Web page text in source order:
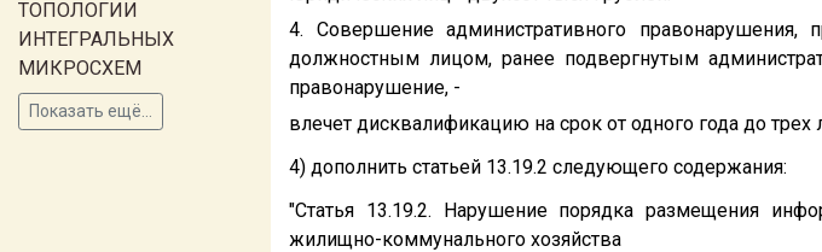
ТОПОЛОГИИ
ИНТЕГРАЛЬНЫХ
МИКРОСХЕМ
Показать ещё...
4. Совершение административного правонарушения,
должностным лицом, ранее подвергнутым
правонарушение, -
влечет дисквалификацию на срок от одного года до трех
4) дополнить статьей 13.19.2 следующего содержания:
"Статья 13.19.2. Нарушение порядка размещения
жилищно-коммунального хозяйства